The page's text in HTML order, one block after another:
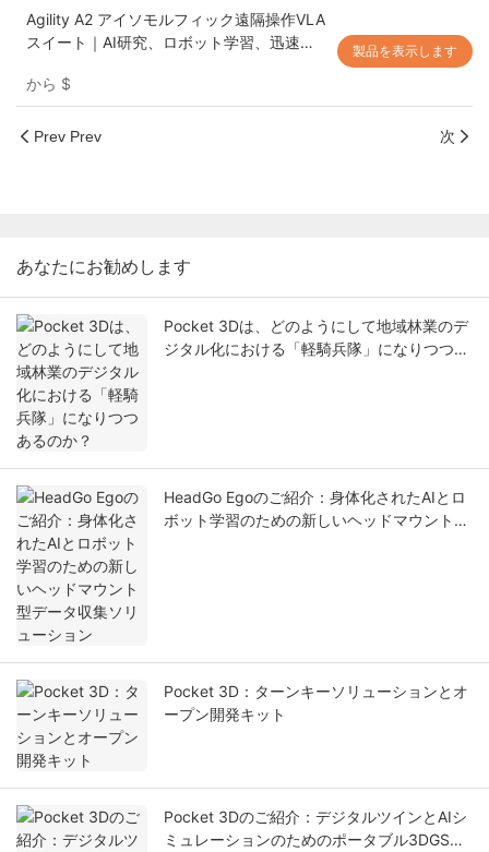
Agility A2 アイソモルフィック遠隔操作VLA
スイート｜AI研究、ロボット学習、迅速な
ー型デュアルアームロボットプラットフォ
ーム
から $
製品を表示します
Prev Prev 次
あなたにお勧めします
Pocket 3Dは、どのようにして地域林業のデ
ジタル化における「軽騎兵隊」になりつつあ
HeadGo Egoのご紹介：身体化されたAIとロ
ボット学習のための新しいヘッドマウント型
Pocket 3D：ターンキーソリューションとオ
ープン開発キット
Pocket 3Dのご紹介：デジタルツインとAIシ
ミュレーションのためのポータブル3DGSリ